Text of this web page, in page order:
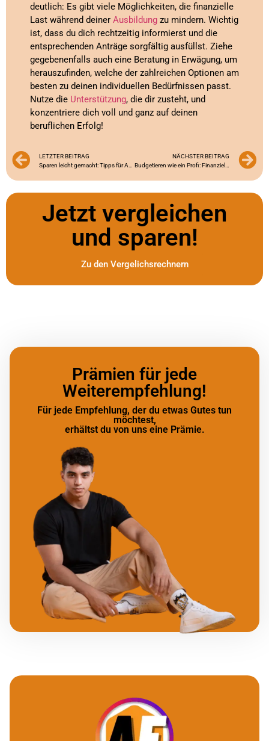
deutlich: Es gibt viele Möglichkeiten, die finanzielle
Last während deiner Ausbildung zu mindern. Wichtig
ist, dass du dich rechtzeitig informierst und die
entsprechenden Anträge sorgfältig ausfüllst. Ziehe
gegebenenfalls auch eine Beratung in Erwägung, um
herauszufinden, welche der zahlreichen Optionen am
besten zu deinen individuellen Bedürfnissen passt.
Nutze die Unterstützung, die dir zusteht, und
konzentriere dich voll und ganz auf deinen
beruflichen Erfolg!
LETZTER BEITRAG
Sparen leicht gemacht: Tipps für Azubis
NÄCHSTER BEITRAG
Budgetieren wie ein Profi: Finanzielle Tipps für Azubis
Jetzt vergleichen
und sparen!
Zu den Vergelichsrechnern
Prämien für jede
Weiterempfehlung!
Für jede Empfehlung, der du etwas Gutes tun
möchtest,
erhältst du von uns eine Prämie.